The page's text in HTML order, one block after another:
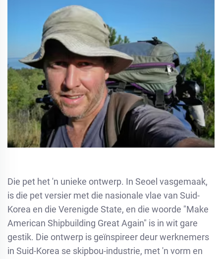
Die pet het 'n unieke ontwerp. In Seoel vasgemaak,
is die pet versier met die nasionale vlae van Suid-
Korea en die Verenigde State, en die woorde "Make
American Shipbuilding Great Again" is in wit gare
gestik. Die ontwerp is geïnspireer deur werknemers
in Suid-Korea se skipbou-industrie, met 'n vorm en